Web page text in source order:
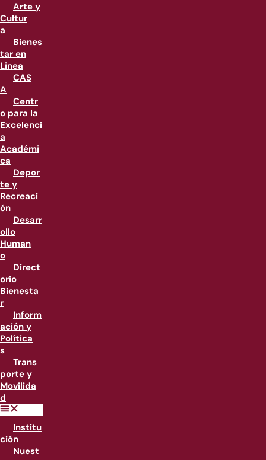
Arte y
Cultur
a
Bienes
tar en
Linea
CAS
A
Centr
o para la
Excelenci
a
Académi
ca
Depor
te y
Recreaci
ón
Desarr
ollo
Human
o
Direct
orio
Bienesta
r
Inform
ación y
Política
s
Trans
porte y
Movilida
d
Institu
ción
Nuest